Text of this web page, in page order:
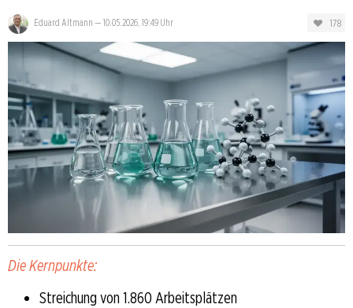
Eduard Altmann — 10.05.2026, 19:49 Uhr 178
Die Kernpunkte:
Streichung von 1.860 Arbeitsplätzen